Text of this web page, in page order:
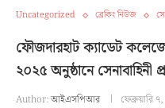
Uncategorized ব্রেকিং নিউজ
ফৌজদারহাট ক্যাডেট
২০২৫ অনুষ্ঠানে সেনাবাহিনী
Author:আইএসপিআর ফেব্রুয়ারি